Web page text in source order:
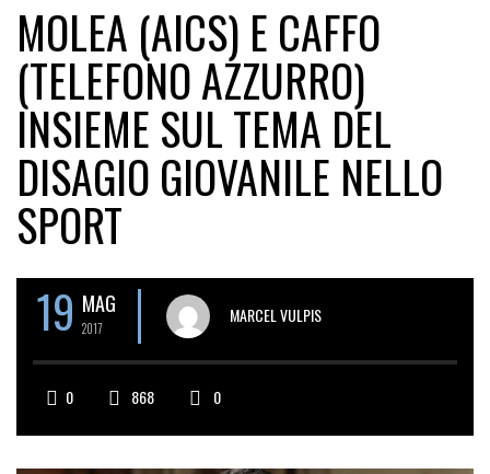
MOLEA (AICS) E CAFFO
(TELEFONO AZZURRO)
INSIEME SUL TEMA DEL
DISAGIO GIOVANILE NELLO
SPORT
19 MAG
2017
MARCEL VULPIS
0 868 0